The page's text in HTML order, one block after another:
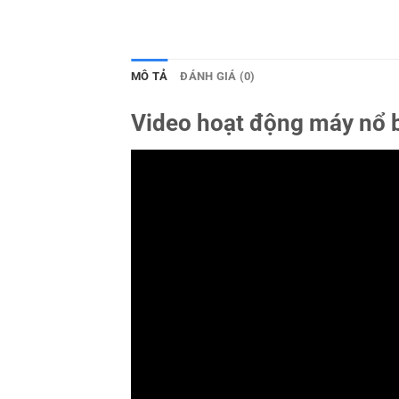
MÔ TẢ ĐÁNH GIÁ (0)
Video hoạt động máy nổ